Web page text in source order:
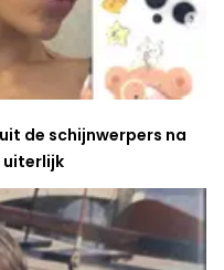
de schijnwerpers na
uiterlijk